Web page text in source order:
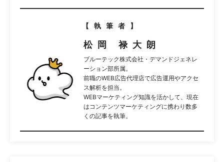
【執筆者】
松岡 禄大朗
ブルーテック株式会社・デマンドジェネレ
ーション部所属。
前職のWEB広告代理店で広告運用やアクセ
ス解析を担当。
WEBマーケティング知識を活かして、現在
はコンテンツマーケティングに携わり数多
くの記事を執筆。